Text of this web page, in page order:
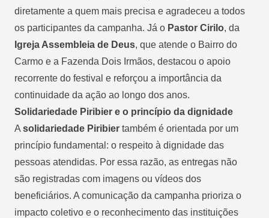
diretamente a quem mais precisa e agradeceu a todos
os participantes da campanha. Já o Pastor Cirilo, da
Igreja Assembleia de Deus, que atende o Bairro do
Carmo e a Fazenda Dois Irmãos, destacou o apoio
recorrente do festival e reforçou a importância da
continuidade da ação ao longo dos anos.
Solidariedade Piribier e o princípio da dignidade
A solidariedade Piribier também é orientada por um
princípio fundamental: o respeito à dignidade das
pessoas atendidas. Por essa razão, as entregas não
são registradas com imagens ou vídeos dos
beneficiários. A comunicação da campanha prioriza o
impacto coletivo e o reconhecimento das instituições